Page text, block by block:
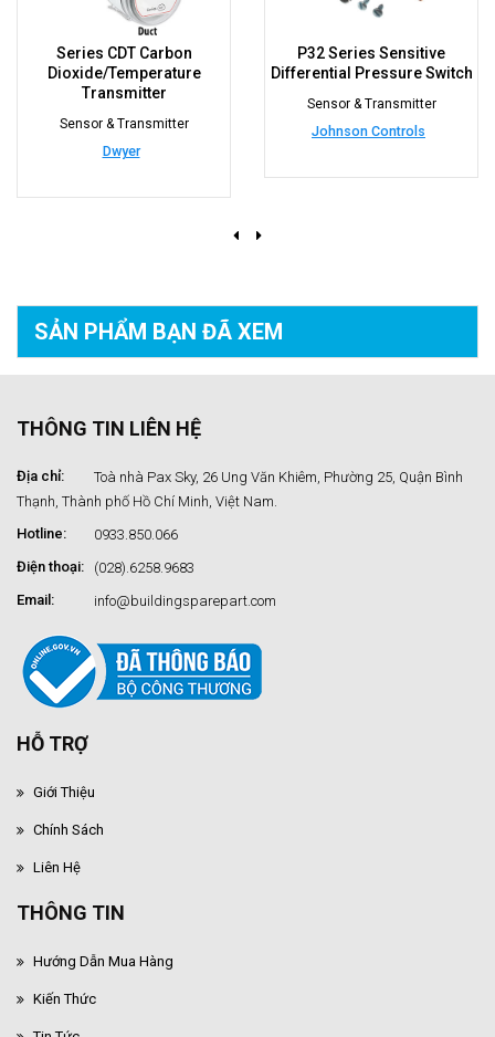
P32 Series Sensitive
Differential Pressure Switch
Johnson Controls
Series 476A Single
& Series 478A
Sensor & Transmitter
SẢN PHẨM BẠN ĐÃ XEM
THÔNG TIN LIÊN HỆ
Địa chỉ:
Toà nhà Pax Sky, 26 Ung Văn Khiêm, Phường 25, Quận Bình
Thạnh, Thành phố Hồ Chí Minh, Việt Nam.
Hotline:
0933.850.066
Điện thoại:
(028).6258.9683
Email:
info@buildingsparepart.com
HỖ TRỢ
Giới Thiệu
Chính Sách
Liên Hệ
THÔNG TIN
Hướng Dẫn Mua Hàng
Kiến Thức